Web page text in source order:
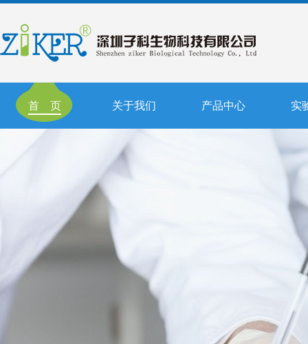
首 页 关于我们 产品中心 实